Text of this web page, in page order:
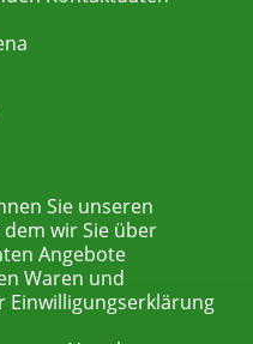
Sie unseren
wir Sie über
Angebote
Waren und
Einwilligungserklärung